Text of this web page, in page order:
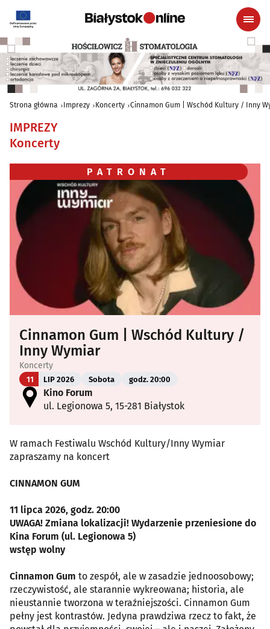
Strona główna Imprezy Koncerty Cinnamon Gum | Wschód Kultury / Inny
IMPREZY
Koncerty
PATRONAT
Cinnamon Gum | Wschód Kultury /
Inny Wymiar
Koncerty
11 LIP 2026 Sobota godz. 20:00
Kino Forum
ul. Legionowa 5, 15-281 Białystok
W ramach Festiwalu Wschód Kultury/Inny Wymiar
zapraszamy na koncert
CINNAMON GUM
11 lipca 2026, godz. 20:00
UWAGA! Zmiana lokalizacji! Wydarzenie przeniesione do
Kina Forum (ul. Legionowa 5)
wstęp wolny
Cinnamon Gum to zespół, ale w zasadzie jednoosobowy;
rzeczywistość, ale starannie wykreowana; historia, ale
nieustannie tworzona w teraźniejszości. Cinnamon Gum
pełny jest kontrastów. Jedyna prawdziwa rzecz to fakt, że